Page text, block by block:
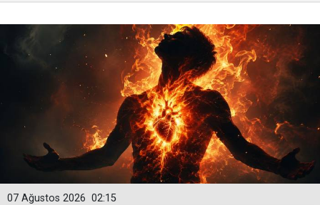
02:15
07 Ağustos 2026